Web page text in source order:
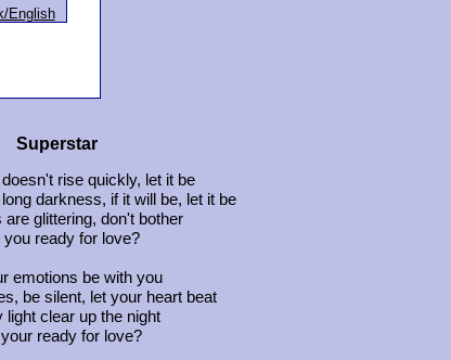
English
Superstar
doesn't rise quickly, let it be
darkness, if it will be, let it be
are glittering, don't bother
you ready for love?
emotions be with you
be silent, let your heart beat
light clear up the night
ready for love?